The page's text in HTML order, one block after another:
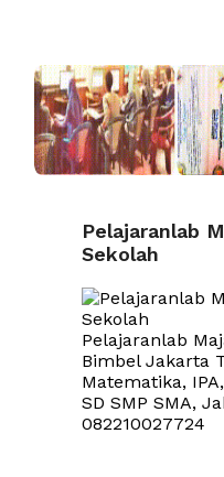
Pelajaranlab
Sekolah
Pelajaranlab
Bimbel Jakarta
Matematika,
SD SMP SMA,
082210027724